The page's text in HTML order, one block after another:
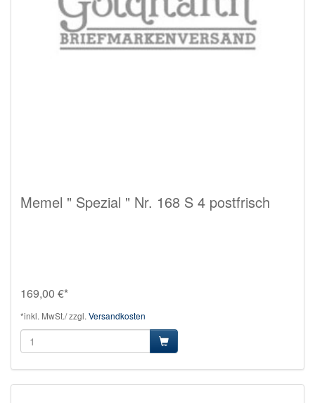
Memel " Spezial " Nr. 168 S 4 postfrisch
169,00 €*
*inkl. MwSt./ zzgl. Versandkosten